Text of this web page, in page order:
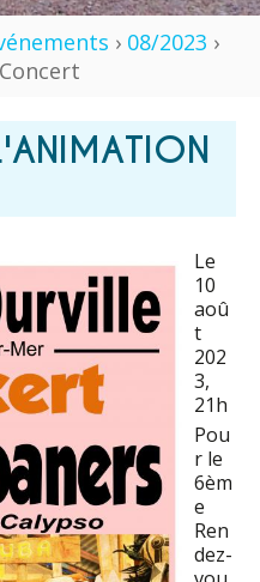
› 08/2023 ›
Le
10
aoû
t
202
3,
21h
Pou
r le
6èm
e
Ren
dez-